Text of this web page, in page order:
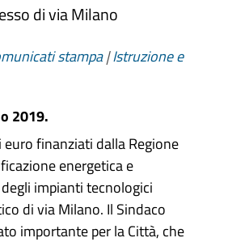
di via Milano
stampa|Istruzione e
2019.
finanziati dalla Regione
energetica e
impianti tecnologici
di via Milano. Il Sindaco
importante per la Città, che